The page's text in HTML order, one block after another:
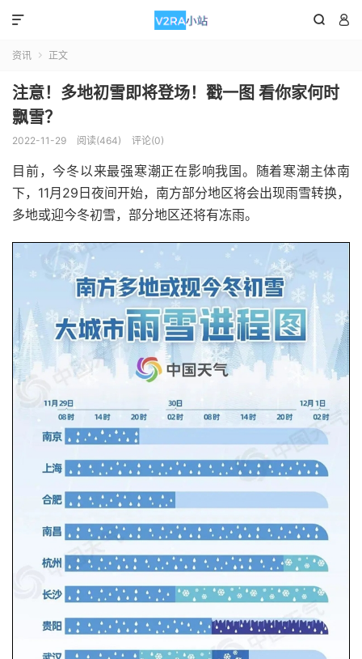
 

资讯  正文
注意！多地初雪即将登场！戳一图 看你家何时
飘雪？
2022-11-29 阅读(464) 评论(0)
目前，今冬以来最强寒潮正在影响我国。随着寒潮主体南
下，11月29日夜间开始，南方部分地区将会出现雨雪转换，
多地或迎今冬初雪，部分地区还将有冻雨。